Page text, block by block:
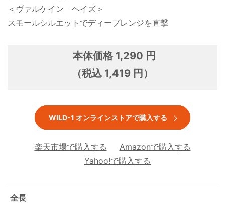
＜ヴァルケイン ヘイズ＞
スモールシルエットでディープレンジを直撃
本体価格 1,290 円
（税込 1,419 円）
WILD-1 オンラインストアで購入する
楽天市場で購入する
Amazonで購入する
Yahoo!で購入する
全長